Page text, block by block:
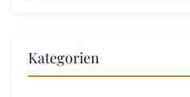
Kategorien